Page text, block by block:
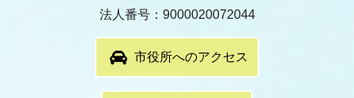
法人番号：9000020072044
市役所へのアクセス